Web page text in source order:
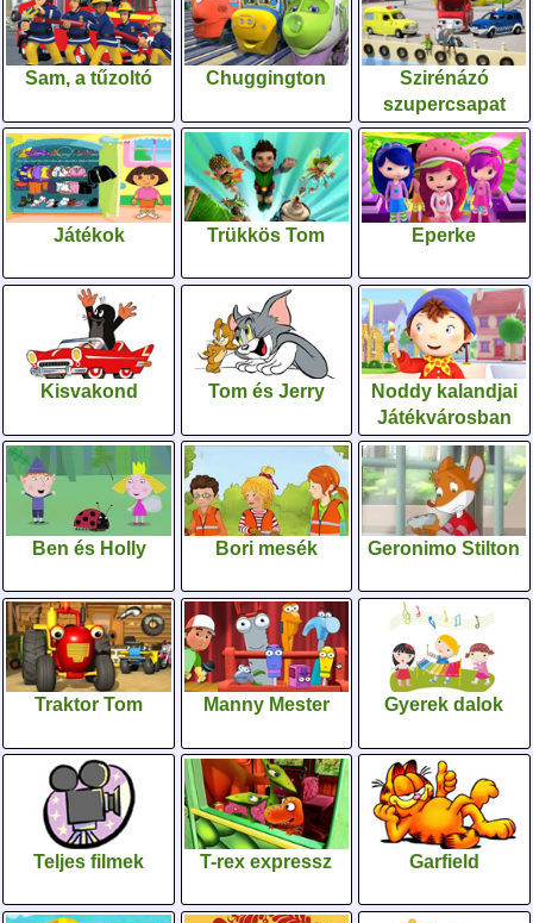
Sam, a tűzoltó Chuggington
Szirénázó
szupercsapat
Játékok Trükkös Tom Eperke
Kisvakond Tom és Jerry
Noddy kalandjai
Játékvárosban
Ben és Holly Bori mesék Geronimo Stilton
Traktor Tom Manny Mester Gyerek dalok
Teljes filmek T-rex expressz Garfield